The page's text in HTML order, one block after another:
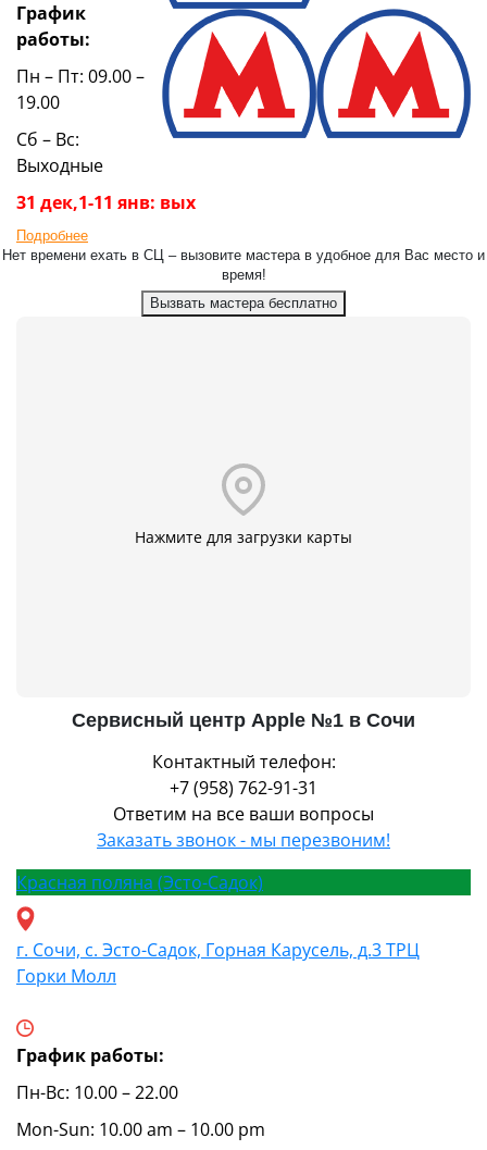
График
работы:
Пн – Пт: 09.00 –
19.00
Сб – Вс:
Выходные
31 дек,1-11 янв: вых
Подробнее
Нет времени ехать в СЦ – вызовите мастера в удобное для Вас место и
время!
Вызвать мастера бесплатно
Нажмите для загрузки карты
Сервисный центр Apple №1 в Сочи
Контактный телефон:
+7 (958) 762-91-31
Ответим на все ваши вопросы
Заказать звонок - мы перезвоним!
Красная поляна (Эсто-Садок)
г. Сочи, с. Эсто-Садок, Горная Карусель, д.3 ТРЦ
Горки Молл
График работы:
Пн-Вс: 10.00 – 22.00
Mon-Sun: 10.00 am – 10.00 pm